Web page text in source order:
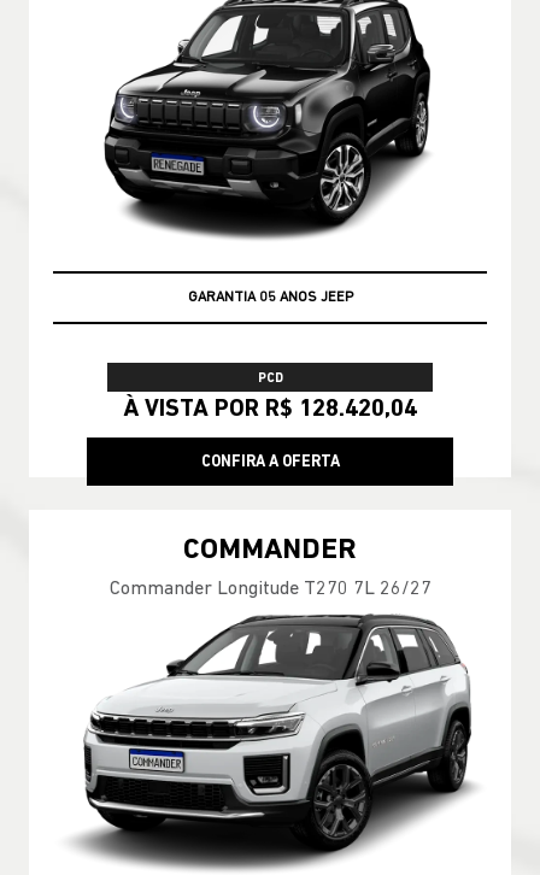
GARANTIA 05 ANOS JEEP
PCD
À VISTA POR R$ 128.420,04
CONFIRA A OFERTA
COMMANDER
Commander Longitude T270 7L 26/27